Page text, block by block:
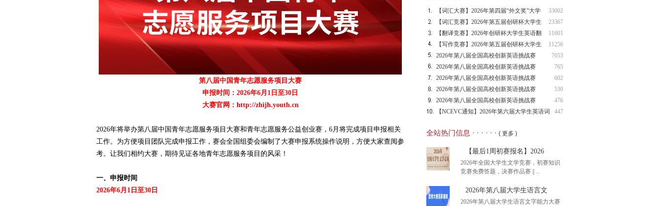
第八届中国青年志愿服务项目大赛
申报时间：2026年6月1日至30日
大赛官网： http://zhijh.youth.cn
2026年将举办第八届中国青年志愿服务项目大赛和青年志愿服务公益创业赛，6月将完成项目申报相关
工作。为方便项目团队完成申报工作，赛会全国组委会编制了大赛申报系统操作说明，方便大家查阅参
考。让我们相约大赛，期待见证各地青年志愿服务项目的风采！
一、申报时间
2026年6月1日至30日
33002
【词汇大赛】2026年第四届“外文奖”大学
生
23367
【词汇竞赛】2026年第五届创研杯大学生
英语
11601
【翻译竞赛】2026年创研杯大学生英语翻
译竞
11256
【写作竞赛】2026年第五届创研杯大学生
英语
7053
2026年第八届全国高校创新英语挑战赛
（NCIE
765
2026年第八届全国高校创新英语挑战赛
602
2026年第八届全国高校创新英语挑战赛
（NCIE
530
2026年第八届全国高校创新英语挑战赛
（NCIE
476
2026年第八届全国高校创新英语挑战赛
（NCIE
447
【NCEVC通知】2026年第六届大学生英语词
全站热门信息 · · · · · · ( 更多 )
【最后1周初赛报名】2026
2026年全国大学生文学竞赛，初赛知识
竞赛免费答题，决赛作品赛 || ...
2026年第八届大学生语言文
2026年第八届大学生语言文字能力大赛